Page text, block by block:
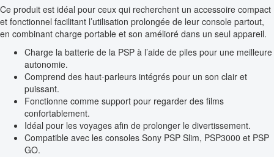
Ce produit est idéal pour ceux qui recherchent un accessoire compact
et fonctionnel facilitant l’utilisation prolongée de leur console partout,
en combinant charge portable et son amélioré dans un seul appareil.
Charge la batterie de la PSP à l’aide de piles pour une meilleure
autonomie.
Comprend des haut-parleurs intégrés pour un son clair et
puissant.
Fonctionne comme support pour regarder des films
confortablement.
Idéal pour les voyages afin de prolonger le divertissement.
Compatible avec les consoles Sony PSP Slim, PSP3000 et PSP
GO.